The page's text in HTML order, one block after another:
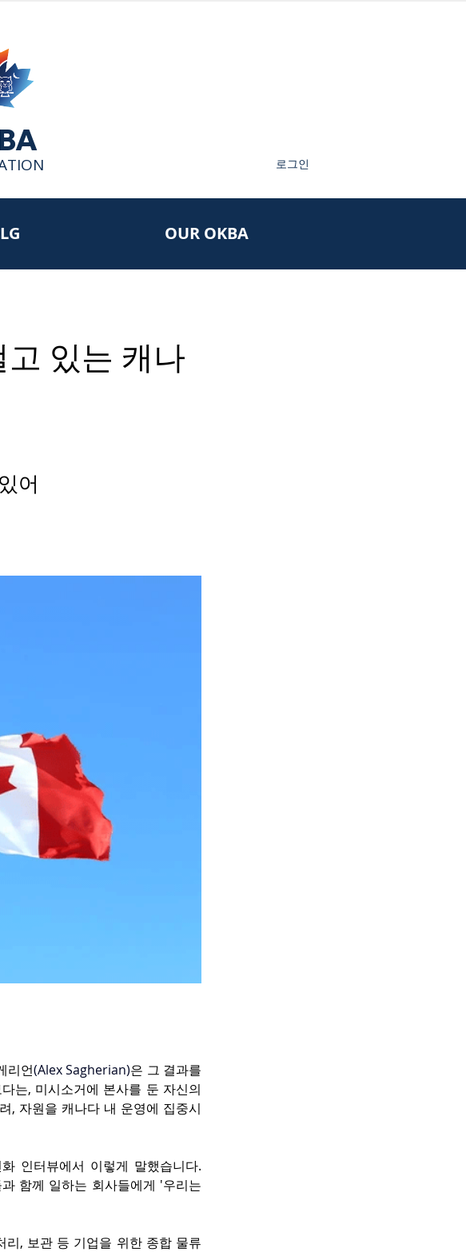
로그인
OUR OKBA
있는 캐나
어
리언(Alex Sagherian)은 그 결과를
는, 미시소거에 본사를 둔 자신의
, 자원을 캐나다 내 운영에 집중시
인터뷰에서 이렇게 말했습니다.
함께 일하는 회사들에게 '우리는
리, 보관 등 기업을 위한 종합 물류